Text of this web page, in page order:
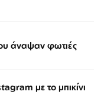
άναψαν φωτιές
με το μπικίνι